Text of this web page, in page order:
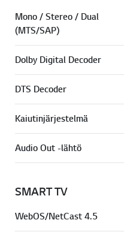
Mono / Stereo / Dual
(MTS/SAP)
Dolby Digital Decoder
DTS Decoder
Kaiutinjärjestelmä
Audio Out -lähtö
SMART TV
WebOS/NetCast 4.5